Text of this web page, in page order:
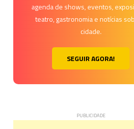
agenda de shows, eventos,
teatro, gastronomia e notícias
cidade.
SEGUIR AGORA!